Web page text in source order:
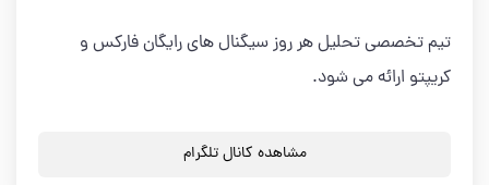
تیم تخصصی تحلیل هر روز سیگنال های رایگان فارکس و
کریپتو ارائه می شود.
مشاهده کانال تلگرام